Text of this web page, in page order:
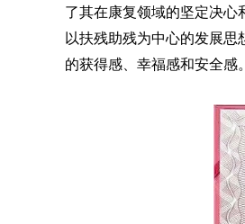
了其在康复领域的坚定决心
以扶残助残为中心的发展
的获得感、幸福感和安全感。